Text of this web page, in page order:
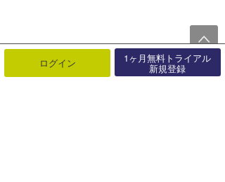
report by Wanda
ログイン 1ヶ月無料トライアル
新規登録